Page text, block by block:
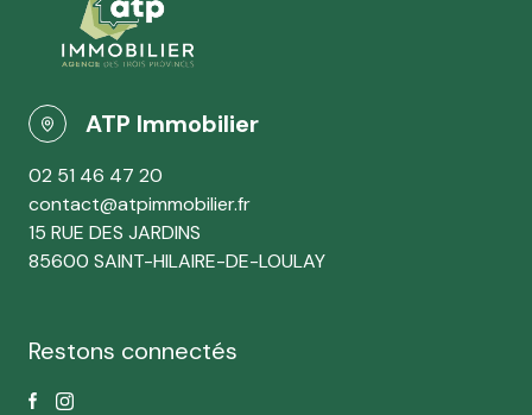
ATP Immobilier
02 51 46 47 20
contact@atpimmobilier.fr
15 RUE DES JARDINS
85600 SAINT-HILAIRE-DE-LOULAY
Restons connectés